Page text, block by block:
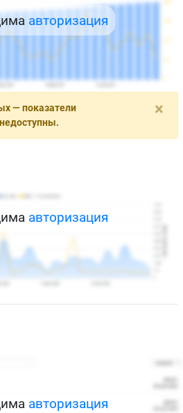
авторизация
×
— показатели
авторизация
авторизация